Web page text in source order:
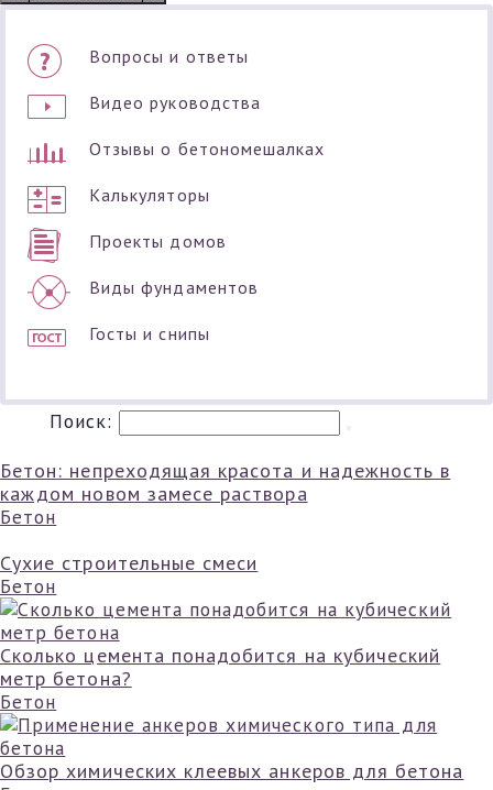
Вопросы и ответы
Видео руководства
Отзывы о бетономешалках
Калькуляторы
Проекты домов
Виды фундаментов
Госты и снипы
Поиск:
Бетон: непреходящая красота и надежность в
каждом новом замесе раствора
Бетон
Сухие строительные смеси
Бетон
Сколько цемента понадобится на кубический
метр бетона?
Бетон
Обзор химических клеевых анкеров для бетона